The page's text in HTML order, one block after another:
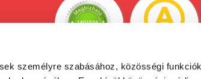
személyre szabásához, közösségi funkciók